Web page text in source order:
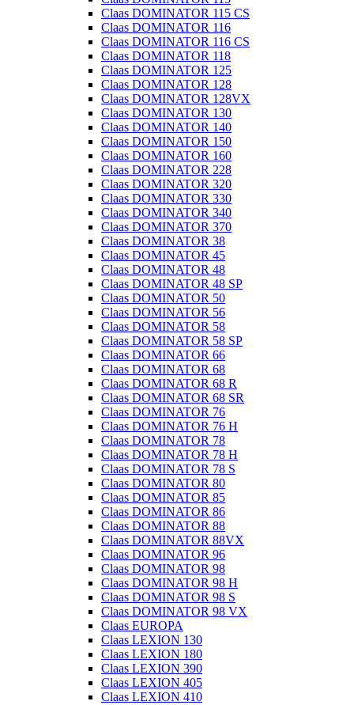
Claas DOMINATOR 115 CS
Claas DOMINATOR 116
Claas DOMINATOR 116 CS
Claas DOMINATOR 118
Claas DOMINATOR 125
Claas DOMINATOR 128
Claas DOMINATOR 128VX
Claas DOMINATOR 130
Claas DOMINATOR 140
Claas DOMINATOR 150
Claas DOMINATOR 160
Claas DOMINATOR 228
Claas DOMINATOR 320
Claas DOMINATOR 330
Claas DOMINATOR 340
Claas DOMINATOR 370
Claas DOMINATOR 38
Claas DOMINATOR 45
Claas DOMINATOR 48
Claas DOMINATOR 48 SP
Claas DOMINATOR 50
Claas DOMINATOR 56
Claas DOMINATOR 58
Claas DOMINATOR 58 SP
Claas DOMINATOR 66
Claas DOMINATOR 68
Claas DOMINATOR 68 R
Claas DOMINATOR 68 SR
Claas DOMINATOR 76
Claas DOMINATOR 76 H
Claas DOMINATOR 78
Claas DOMINATOR 78 H
Claas DOMINATOR 78 S
Claas DOMINATOR 80
Claas DOMINATOR 85
Claas DOMINATOR 86
Claas DOMINATOR 88
Claas DOMINATOR 88VX
Claas DOMINATOR 96
Claas DOMINATOR 98
Claas DOMINATOR 98 H
Claas DOMINATOR 98 S
Claas DOMINATOR 98 VX
Claas EUROPA
Claas LEXION 130
Claas LEXION 180
Claas LEXION 390
Claas LEXION 405
Claas LEXION 410